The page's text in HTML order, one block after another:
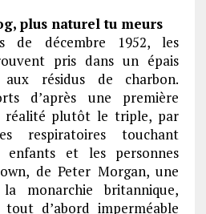
plus naturel tu meurs
de décembre 1952, les
pris dans un épais
résidus de charbon.
d’après une première
réalité plutôt le triple, par
respiratoires touchant
enfants et les personnes
de Peter Morgan, une
monarchie britannique,
d’abord imperméable